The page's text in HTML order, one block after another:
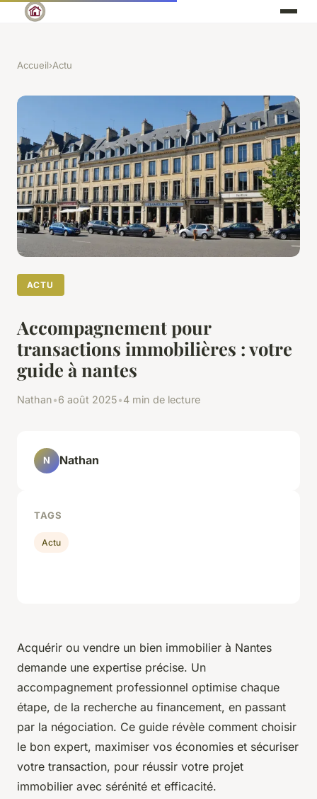
Accueil›Actu
ACTU
Accompagnement pour
transactions immobilières : votre
guide à nantes
Nathan•6 août 2025•4 min de lecture
Acquérir ou vendre un bien immobilier à Nantes
demande une expertise précise. Un
accompagnement professionnel optimise chaque
étape, de la recherche au financement, en passant
par la négociation. Ce guide révèle comment choisir
le bon expert, maximiser vos économies et sécuriser
votre transaction, pour réussir votre projet
immobilier avec sérénité et efficacité.
N Nathan
TAGS
Actu